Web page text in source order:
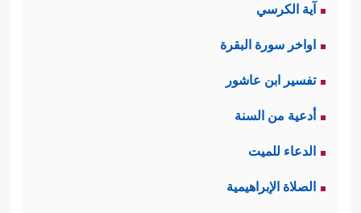
آية الكرسي
اواخر سورة البقرة
تفسير ابن عاشور
أدعية من السنة
الدعاء للميت
الصلاة الإبراهيمية